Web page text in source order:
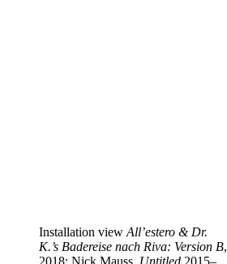
Installation viewAll’estero & Dr.
K.’s Badereise nach Riva: Version B,